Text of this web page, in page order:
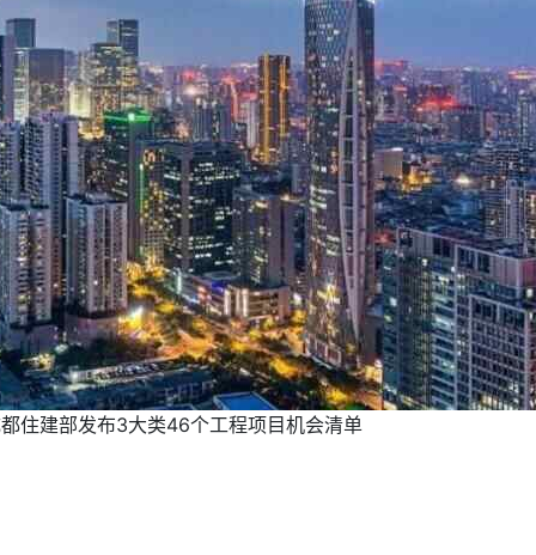
住建部发布3大类46个工程项目机会清单